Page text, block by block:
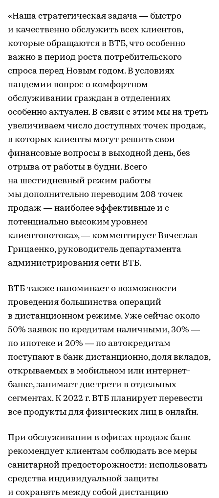
«Наша стратегическая задача — быстро
и качественно обслужить всех клиентов,
которые обращаются в ВТБ, что особенно
важно в период роста потребительского
спроса перед Новым годом. В условиях
пандемии вопрос о комфортном
обслуживании граждан в отделениях
особенно актуален. В связи с этим мы на треть
увеличиваем число доступных точек продаж,
в которых клиенты могут решить свои
финансовые вопросы в выходной день, без
отрыва от работы в будни. Всего
на шестидневный режим работы
мы дополнительно переводим 208 точек
продаж — наиболее эффективные и с
потенциально высоким уровнем
клиентопотока», — комментирует Вячеслав
Грицаенко, руководитель департамента
администрирования сети ВТБ.
ВТБ также напоминает о возможности
проведения большинства операций
в дистанционном режиме. Уже сейчас около
50% заявок по кредитам наличными, 30% —
по ипотеке и 20% — по автокредитам
поступают в банк дистанционно, доля вкладов,
открываемых в мобильном или интернет-
банке, занимает две трети в отдельных
сегментах. К 2022 г. ВТБ планирует перевести
все продукты для физических лиц в онлайн.
При обслуживании в офисах продаж банк
рекомендует клиентам соблюдать все меры
санитарной предосторожности: использовать
средства индивидуальной защиты
и сохранять между собой дистанцию